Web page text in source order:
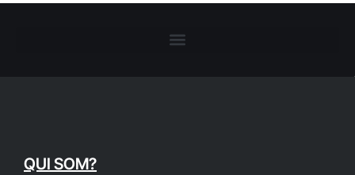
QUI SOM?